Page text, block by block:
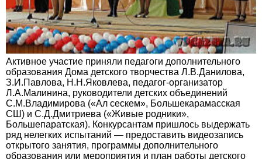
Активное участие приняли педагоги дополнительного
образования Дома детского творчества Л.В.Данилова,
З.И.Павлова, Н.Н.Яковлева, педагог-организатор
Л.А.Малинина, руководители детских объединений
С.М.Владимирова («Ал сескем», Большекарамасская
СШ) и С.Д.Дмитриева («Живые родники»,
Большепаратская). Конкурсантам пришлось выдержать
ряд нелегких испытаний — предоставить видеозапись
открытого занятия, программы дополнительного
образования или мероприятия и план работы детского